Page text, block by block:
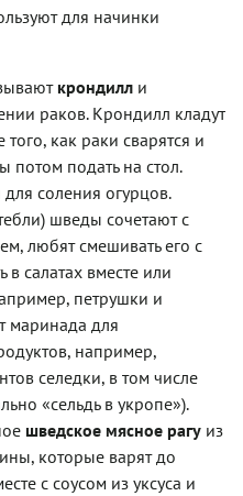
для начинки
крондилл и
раков. Крондилл кладут
как раки сварятся и
потом подать на стол.
соления огурцов.
шведы сочетают с
любят смешивать его с
салатах вместе или
петрушки и
маринада для
например,
селедки, в том числе
«сельдь в укропе»).
шведское мясное рагу из
которые варят до
с соусом из уксуса и